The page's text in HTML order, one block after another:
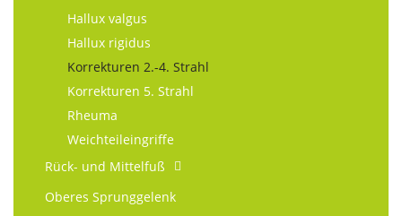
Hallux valgus
Hallux rigidus
Korrekturen 2.-4. Strahl
Korrekturen 5. Strahl
Rheuma
Weichteileingriffe
Rück- und Mittelfuß
Oberes Sprunggelenk